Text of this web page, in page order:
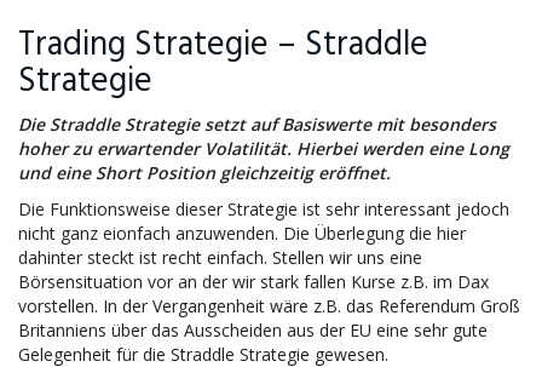
Trading Strategie – Straddle
Strategie
Die Straddle Strategie setzt auf Basiswerte mit besonders
hoher zu erwartender Volatilität. Hierbei werden eine Long
und eine Short Position gleichzeitig eröffnet.
Die Funktionsweise dieser Strategie ist sehr interessant jedoch
nicht ganz eionfach anzuwenden. Die Überlegung die hier
dahinter steckt ist recht einfach. Stellen wir uns eine
Börsensituation vor an der wir stark fallen Kurse z.B. im Dax
vorstellen. In der Vergangenheit wäre z.B. das Referendum Groß
Britanniens über das Ausscheiden aus der EU eine sehr gute
Gelegenheit für die Straddle Strategie gewesen.